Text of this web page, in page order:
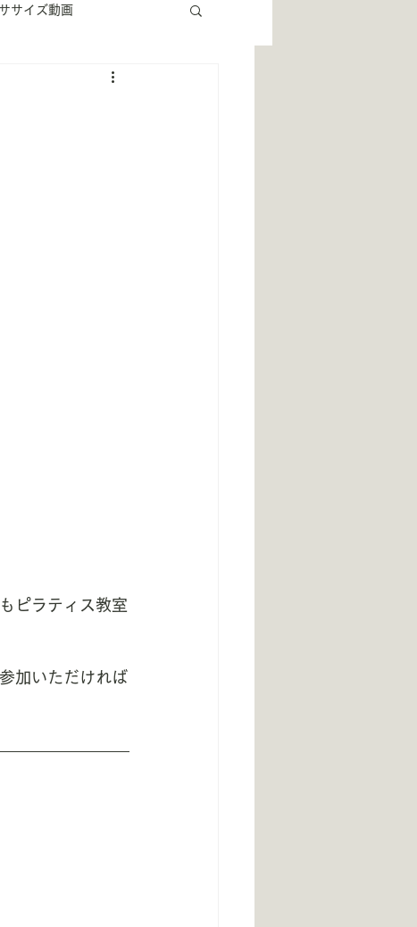
サイズ動画
ピラティス教室
加いただければ